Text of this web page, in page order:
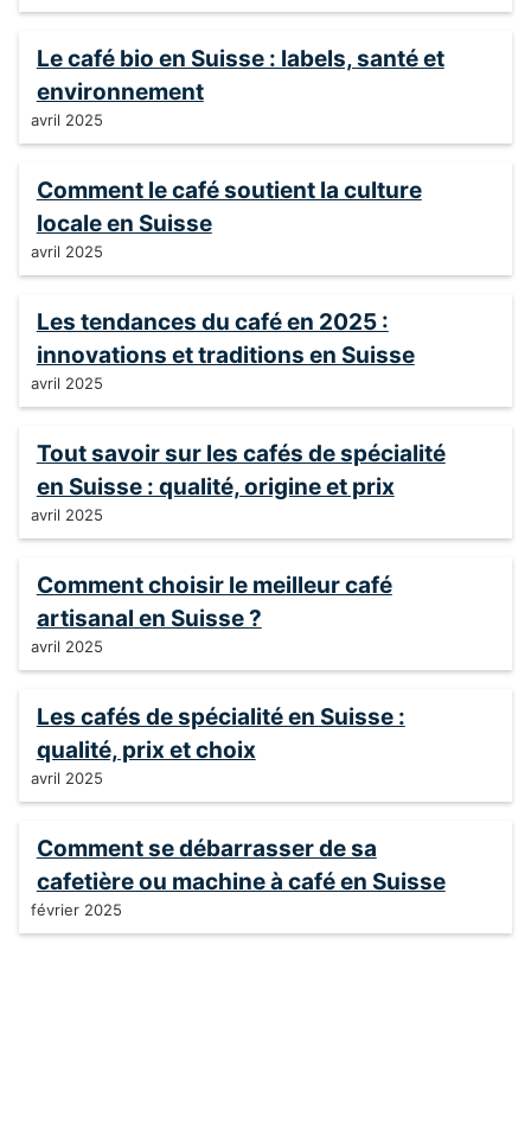
Le café bio en Suisse : labels, santé et
environnement
avril 2025
Comment le café soutient la culture
locale en Suisse
avril 2025
Les tendances du café en 2025 :
innovations et traditions en Suisse
avril 2025
Tout savoir sur les cafés de spécialité
en Suisse : qualité, origine et prix
avril 2025
Comment choisir le meilleur café
artisanal en Suisse ?
avril 2025
Les cafés de spécialité en Suisse :
qualité, prix et choix
avril 2025
Comment se débarrasser de sa
cafetière ou machine à café en Suisse
février 2025